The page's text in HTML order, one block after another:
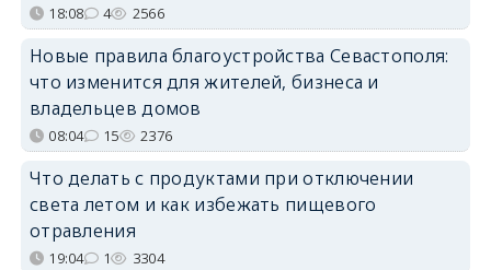
18:08 4 2566
Новые правила благоустройства Севастополя:
что изменится для жителей, бизнеса и
владельцев домов
08:04 15 2376
Что делать с продуктами при отключении
света летом и как избежать пищевого
отравления
19:04 1 3304